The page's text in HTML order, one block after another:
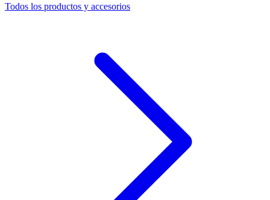
Todos los productos y accesorios